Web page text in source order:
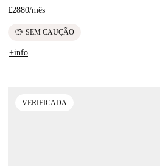
£2880/mês
savings SEM CAUÇÃO
+info
VERIFICADA